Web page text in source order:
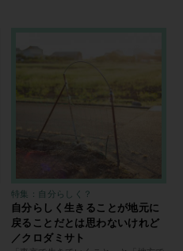
特集：自分らしく？
自分らしく生きることが地元に
戻ることだとは思わないけれど
／クロダミサト